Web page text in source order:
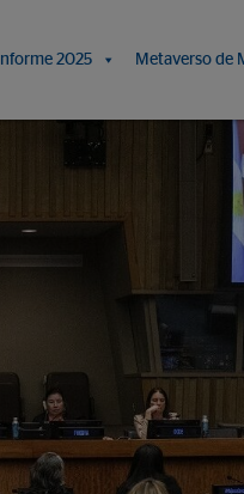
Informe 2025 Metaverso de